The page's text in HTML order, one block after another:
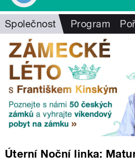
Společnost Program
Úterní Noční linka: